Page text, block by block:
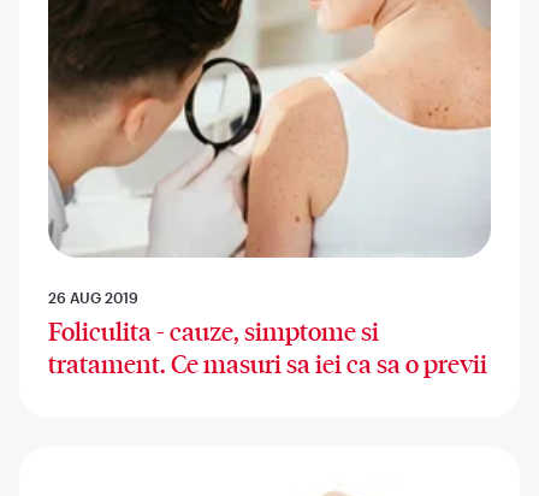
26 AUG 2019
Foliculita - cauze, simptome si
tratament. Ce masuri sa iei ca sa o previi